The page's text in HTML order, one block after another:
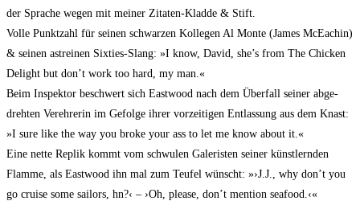
der Spra­che wegen mit mei­ner Zita­ten-Klad­de & Stift.
Vol­le Punkt­zahl für sei­nen schwar­zen Kol­le­gen Al Mon­te (James McEa­chin)
& sei­nen ast­rei­nen Six­ties-Slang: »I know, David, she’s from The Chi­cken
Delight but don’t work too hard, my man.«
Beim Inspek­tor beschwert sich East­wood nach dem Über­fall sei­ner abge­
dreh­ten Ver­eh­re­rin im Gefol­ge ihrer vor­zei­ti­gen Ent­las­sung aus dem Knast:
»I sure like the way you bro­ke your ass to let me know about it.«
Eine net­te Replik kommt vom schwu­len Gale­ris­ten sei­ner künst­lern­den
Flam­me, als East­wood ihn mal zum Teu­fel wünscht: »›J.J., why don’t you
go crui­se some sail­ors, hn?‹ – ›Oh, plea­se, don’t men­ti­on seafood.‹«